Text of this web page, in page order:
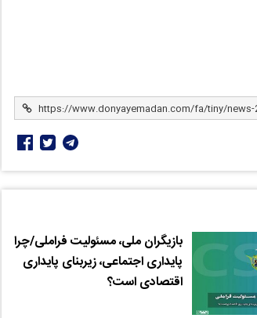
بازیگران ملی، مسئولیت فراملی/چرا
پایداری اجتماعی، زیربنای پایداری
اقتصادی است؟